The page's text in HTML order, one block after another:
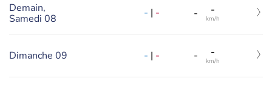
Demain,
Samedi 08
- | - - -
km/h
Dimanche 09 - | - - -
km/h